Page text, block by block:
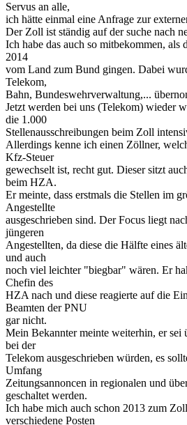
Servus an alle,
ich hätte einmal eine Anfrage zur
Der Zoll ist ständig auf der suche nach
Ich habe das auch so mitbekommen, als
2014
vom Land zum Bund gingen. Dabei
Telekom,
Bahn, Bundeswehrverwaltung,...
Jetzt werden bei uns (Telekom) wieder
die 1.000
Stellenausschreibungen beim Zoll
Allerdings kenne ich einen Zöllner,
Kfz-Steuer
gewechselt ist, recht gut. Dieser sitzt
beim HZA.
Er meinte, dass erstmals die Stellen im
Angestellte
ausgeschrieben sind. Der Focus liegt
jüngeren
Angestellten, da diese die Hälfte eines
und auch
noch viel leichter "biegbar" wären. Er
Chefin des
HZA nach und diese reagierte auf die
Beamten der PNU
gar nicht.
Mein Bekannter meinte weiterhin, er sei
bei der
Telekom ausgeschrieben würden, es
Umfang
Zeitungsannoncen in regionalen und
geschaltet werden.
Ich habe mich auch schon 2013 zum
verschiedene Posten